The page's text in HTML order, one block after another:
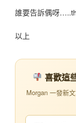
誰要告訴偶呀
以上
喜歡這
Morgan 一發新